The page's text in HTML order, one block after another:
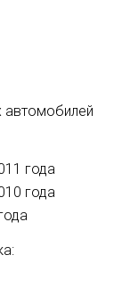
автомобилей
года
года